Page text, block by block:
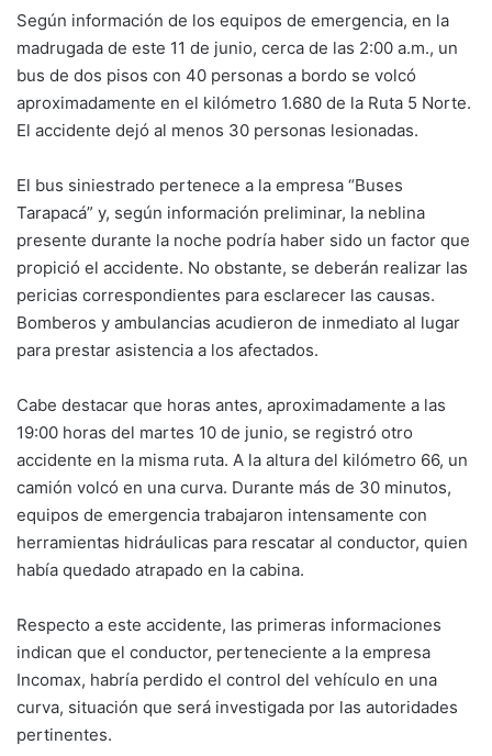
Según información de los equipos de emergencia, en la
madrugada de este 11 de junio, cerca de las 2:00 a.m., un
bus de dos pisos con 40 personas a bordo se volcó
aproximadamente en el kilómetro 1.680 de la Ruta 5 Norte.
El accidente dejó al menos 30 personas lesionadas.
El bus siniestrado pertenece a la empresa “Buses
Tarapacá” y, según información preliminar, la neblina
presente durante la noche podría haber sido un factor que
propició el accidente. No obstante, se deberán realizar las
pericias correspondientes para esclarecer las causas.
Bomberos y ambulancias acudieron de inmediato al lugar
para prestar asistencia a los afectados.
Cabe destacar que horas antes, aproximadamente a las
19:00 horas del martes 10 de junio, se registró otro
accidente en la misma ruta. A la altura del kilómetro 66, un
camión volcó en una curva. Durante más de 30 minutos,
equipos de emergencia trabajaron intensamente con
herramientas hidráulicas para rescatar al conductor, quien
había quedado atrapado en la cabina.
Respecto a este accidente, las primeras informaciones
indican que el conductor, perteneciente a la empresa
Incomax, habría perdido el control del vehículo en una
curva, situación que será investigada por las autoridades
pertinentes.